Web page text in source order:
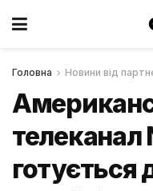
Головна Новини від
телеканал
готується